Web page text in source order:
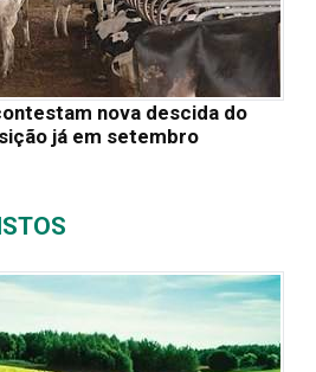
nova descida do
já em setembro